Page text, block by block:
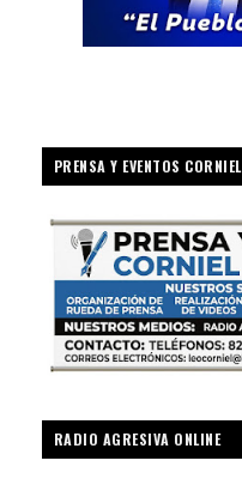
PRENSA Y EVENTOS CORNIEL
RADIO AGRESIVA ONLINE